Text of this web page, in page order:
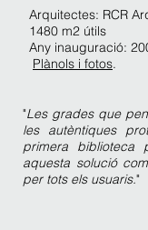
Arquitectes: RCR
1480 m2 útils
Any inauguració:
Plànols i fotos.
"Les grades que
les autèntiques
primera biblioteca
aquesta solució
per tots els usuaris."